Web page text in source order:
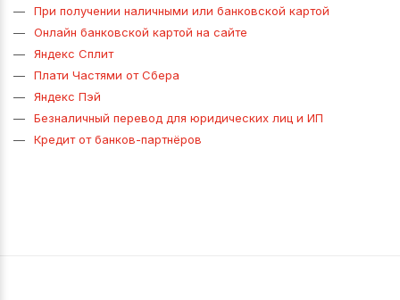
При получении наличными или банковской картой
Онлайн банковской картой на сайте
Яндекс Сплит
Плати Частями от Сбера
Яндекс Пэй
Безналичный перевод для юридических лиц и ИП
Кредит от банков-партнёров